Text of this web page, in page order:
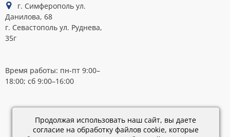
г. Симферополь ул.
Данилова, 68
г. Севастополь ул. Руднева,
35г
Время работы: пн-пт 9:00–
18:00; сб 9:00–16:00
Каталог
28.02.2019
15:45
Продолжая использовать наш сайт, вы даете
согласие на обработку файлов cookie, которые